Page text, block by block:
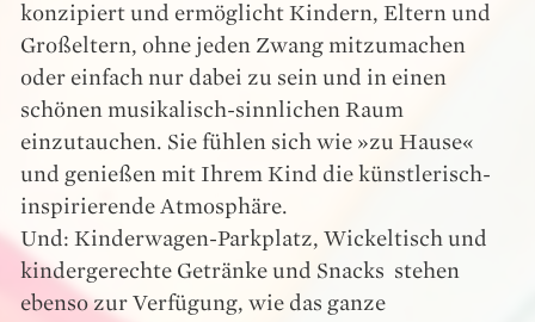
konzipiert und ermöglicht Kindern, Eltern und
Großeltern, ohne jeden Zwang mitzumachen
oder einfach nur dabei zu sein und in einen
schönen musikalisch-sinnlichen Raum
einzutauchen. Sie fühlen sich wie »zu Hause«
und genießen mit Ihrem Kind die künstlerisch-
inspirierende Atmosphäre.
Und: Kinderwagen-Parkplatz, Wickeltisch und
kindergerechte Getränke und Snacks stehen
ebenso zur Verfügung, wie das ganze